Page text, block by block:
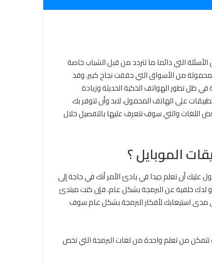
التي دائما ما تتردد من قبل الشباب خاصة
من الأسواق التي حققت نجاح كبير، وقد
ظل تطور الهواتف الذكية الحديثة وزيادة
على الهاتف المحمول، لابد وأن تتوفر بك
اللغات والتي سوف نتعرف عليها بالتفصيل خلال
الموبايل ؟
عليك أن تعلم جيدا في بادئ الأمر أنك في حاجة إلى
لدك خلفية عن البرمجة بشكل عام، فإن كنت مبتدئ
مدى استيعابك لأفكار البرمجة بشكل عام سوف
تتمكن من تعلم واحدة من لغات البرمجة التي تخص